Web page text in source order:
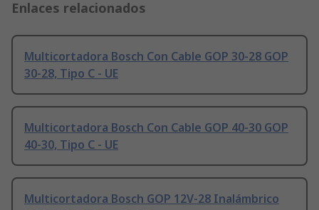
Enlaces relacionados
Multicortadora Bosch Con Cable GOP 30-28 GOP
30-28, Tipo C - UE
Multicortadora Bosch Con Cable GOP 40-30 GOP
40-30, Tipo C - UE
Multicortadora Bosch GOP 12V-28 Inalámbrico